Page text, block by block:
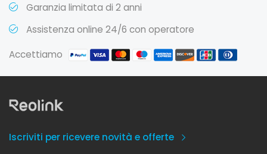
Garanzia limitata di 2 anni
Assistenza online 24/6 con operatore
Accettiamo
Iscriviti per ricevere novità e offerte